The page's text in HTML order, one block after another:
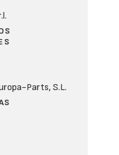
Parts, S.L.